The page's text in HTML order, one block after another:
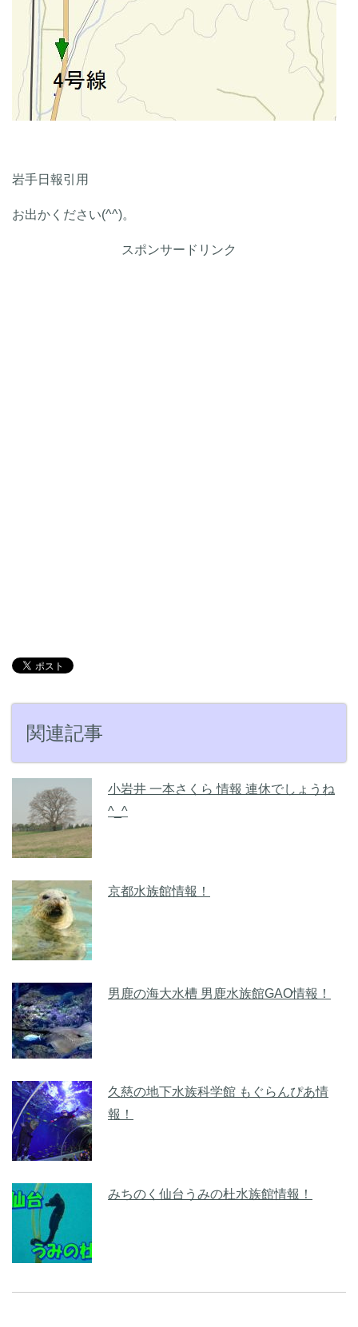
岩手日報引用
お出かください(^^)。
スポンサードリンク
関連記事
小岩井 一本さくら 情報 連休でしょうね
^_^
京都水族館情報！
男鹿の海大水槽 男鹿水族館GAO情報！
久慈の地下水族科学館 もぐらんぴあ情
報！
みちのく仙台うみの杜水族館情報！